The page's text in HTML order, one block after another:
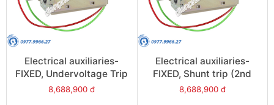
Electrical auxiliaries-
FIXED, Undervoltage Trip
(MN), 220/250VAC/DC
8,688,900 đ
Electrical auxiliaries-
FIXED, Shunt trip (2nd
MX), 24VAC/DC for
8,688,900 đ